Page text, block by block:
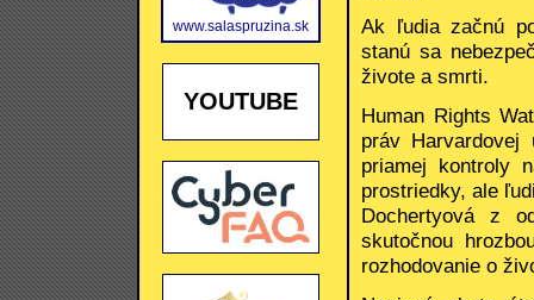
www.salaspruzina.sk
YOUTUBE
Ak ľudia začnú
stanú sa
živote a smrti.
Human Rights
práv
priamej kontroly
prostriedky, ale
Dochertyová z
skutočnou
rozhodovanie o